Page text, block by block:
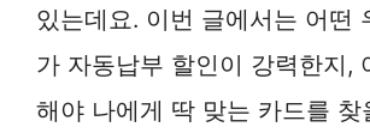
있는데요. 이번 글에서는 어떤
가 자동납부 할인이 강력한지,
해야 나에게 딱 맞는 카드를 찾